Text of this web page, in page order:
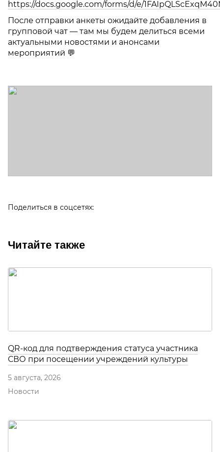
https://docs.google.com/forms/d/e/
После отправки анкеты ожидайте добавления в
групповой чат — там мы будем делиться всеми
актуальными новостями и анонсами
мероприятий 💬
Поделиться в соцсетях:
Читайте также
QR-код для подтверждения статуса участника
СВО при посещении учреждений культуры
5 августа, 2026
Новости